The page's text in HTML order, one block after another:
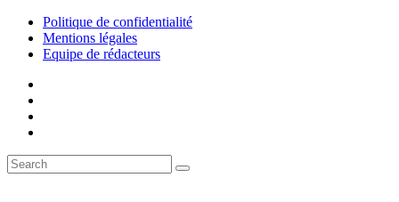
Politique de confidentialité
Mentions légales
Equipe de rédacteurs